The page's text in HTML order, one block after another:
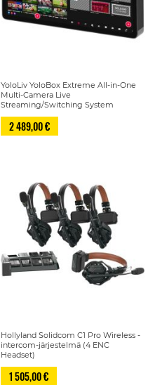
YoloLiv YoloBox Extreme All-in-One
Multi-Camera Live
Streaming/Switching System
2 489,00 €
Hollyland Solidcom C1 Pro Wireless -
intercom-järjestelmä (4 ENC
Headset)
1 505,00 €